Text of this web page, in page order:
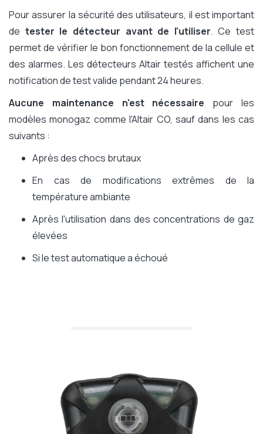
Pour assurer la sécurité des utilisateurs, il est important
de tester le détecteur avant de l'utiliser. Ce test
permet de vérifier le bon fonctionnement de la cellule et
des alarmes. Les détecteurs Altair testés affichent une
notification de test valide pendant 24 heures.
Aucune maintenance n'est nécessaire pour les
modèles monogaz comme l'Altair CO, sauf dans les cas
suivants :
Après des chocs brutaux
En cas de modifications extrêmes de la
température ambiante
Après l'utilisation dans des concentrations de gaz
élevées
Si le test automatique a échoué